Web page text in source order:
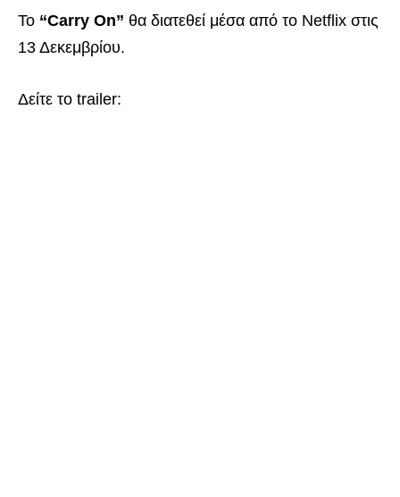
Το “Carry On” θα διατεθεί μέσα από το Netflix στις
13 Δεκεμβρίου.
Δείτε το trailer: